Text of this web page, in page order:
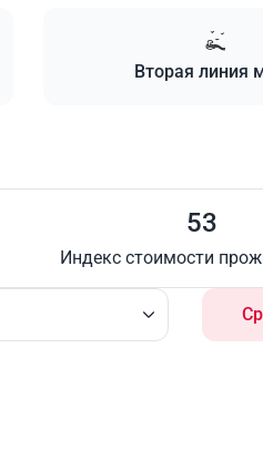
Вторая линия
53
Индекс стоимости